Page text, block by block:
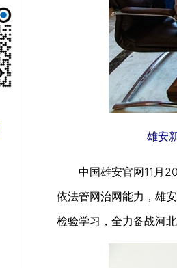
雄安
中国雄安官网11月
依法管网治网能力，雄
检验学习，全力备战河